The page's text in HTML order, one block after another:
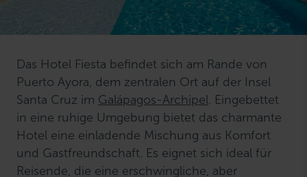
Das Hotel Fiesta befindet sich am Rande von
Puerto Ayora, dem zentralen Ort auf der Insel
Santa Cruz im Galápagos-Archipel. Eingebettet
in eine ruhige Umgebung bietet das charmante
Hotel eine einladende Mischung aus Komfort
und Gastfreundschaft. Es eignet sich ideal für
Reisende, die eine erschwingliche, aber